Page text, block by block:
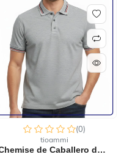
(0)
tioammi
Chemise de Caballero de OB...